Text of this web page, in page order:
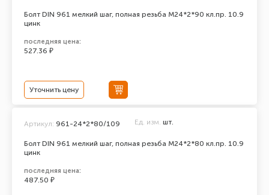
Болт DIN 961 мелкий шаг, полная резьба M24*2*90 кл.пр. 10.9
цинк
последняя цена:
527.36 ₽
Уточнить цену
Болт DIN 961 мелкий шаг, полная резьба M24*2*80 кл.пр. 10.9
цинк
Артикул: 961-24*2*80/109 Ед. изм. шт.
последняя цена:
487.50 ₽